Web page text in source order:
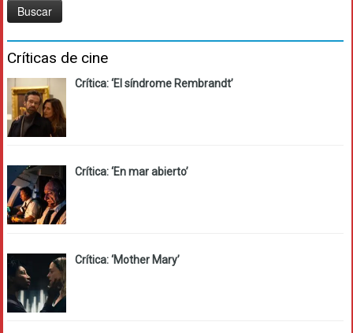
Críticas de cine
Crítica: ‘El síndrome Rembrandt’
Crítica: ‘En mar abierto’
Crítica: ‘Mother Mary’